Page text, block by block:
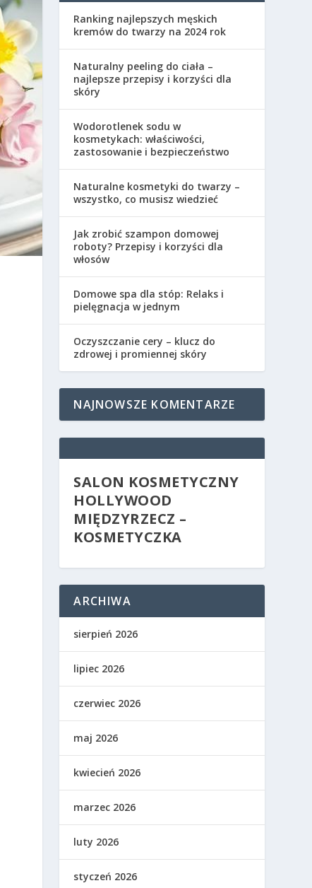
Ranking najlepszych męskich
kremów do twarzy na 2024 rok
Naturalny peeling do ciała –
najlepsze przepisy i korzyści dla
skóry
Wodorotlenek sodu w
kosmetykach: właściwości,
zastosowanie i bezpieczeństwo
Naturalne kosmetyki do twarzy –
wszystko, co musisz wiedzieć
Jak zrobić szampon domowej
roboty? Przepisy i korzyści dla
włosów
Domowe spa dla stóp: Relaks i
pielęgnacja w jednym
Oczyszczanie cery – klucz do
zdrowej i promiennej skóry
NAJNOWSZE KOMENTARZE
SALON KOSMETYCZNY
HOLLYWOOD
MIĘDZYRZECZ –
KOSMETYCZKA
ARCHIWA
sierpień 2026
lipiec 2026
czerwiec 2026
maj 2026
kwiecień 2026
marzec 2026
luty 2026
styczeń 2026